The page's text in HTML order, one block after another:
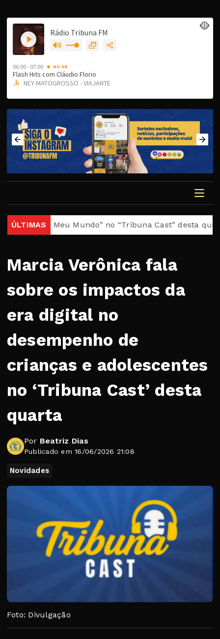
ÚLTIMAS
Meu Mundo” no “Tribuna Cast” desta quarta
Marcia Verônica fala
sobre os impactos da
era digital no
desempenho de
crianças e adolescentes
no ‘Tribuna Cast’ desta
quarta
Por Beatriz Dias
Publicado em 16/06/2026 21:08
Novidades
Foto: Divulgação